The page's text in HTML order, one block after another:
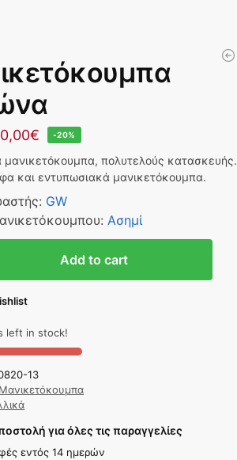
€ -20%
μανικετόκουμπα, πολυτελούς κατασκευής.
και εντυπωσιακά μανικετόκουμπα.
: GW
:Ασημί
Add to cart
left in stock!
13
για όλες τις παραγγελίες
εντός 14 ημερών